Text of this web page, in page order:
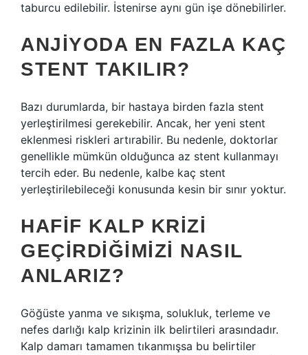
taburcu edilebilir. İstenirse aynı gün işe dönebilirler.
ANJIYODA EN FAZLA KAÇ
STENT TAKILIR?
Bazı durumlarda, bir hastaya birden fazla stent
yerleştirilmesi gerekebilir. Ancak, her yeni stent
eklenmesi riskleri artırabilir. Bu nedenle, doktorlar
genellikle mümkün olduğunca az stent kullanmayı
tercih eder. Bu nedenle, kalbe kaç stent
yerleştirilebileceği konusunda kesin bir sınır yoktur.
HAFIF KALP KRIZI
GEÇIRDIĞIMIZI NASIL
ANLARIZ?
Göğüste yanma ve sıkışma, solukluk, terleme ve
nefes darlığı kalp krizinin ilk belirtileri arasındadır.
Kalp damarı tamamen tıkanmışsa bu belirtiler